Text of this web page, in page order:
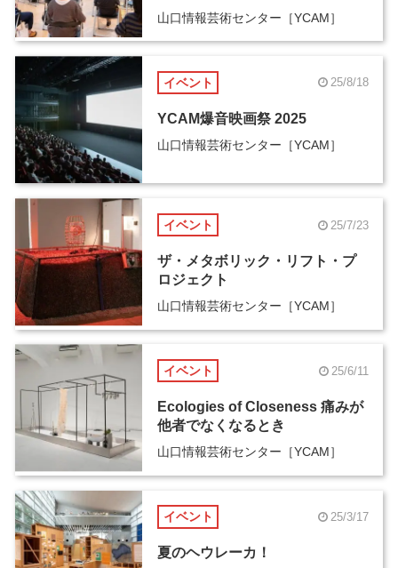
山口情報芸術センター［YCAM］
イベント 25/8/18
YCAM爆音映画祭 2025
山口情報芸術センター［YCAM］
イベント 25/7/23
ザ・メタボリック・リフト・プ
ロジェクト
山口情報芸術センター［YCAM］
イベント 25/6/11
Ecologies of Closeness 痛みが
他者でなくなるとき
山口情報芸術センター［YCAM］
イベント 25/3/17
夏のヘウレーカ！